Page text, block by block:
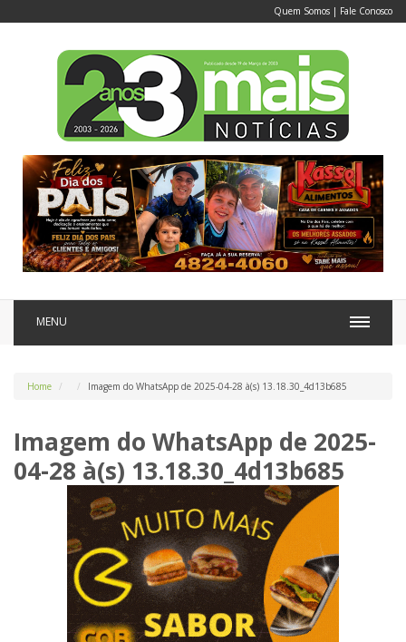
Quem Somos | Fale Conosco
MENU
Home Imagem do WhatsApp de 2025-04-28 à(s) 13.18.30_4d13b685
Imagem do WhatsApp de 2025-
04-28 à(s) 13.18.30_4d13b685